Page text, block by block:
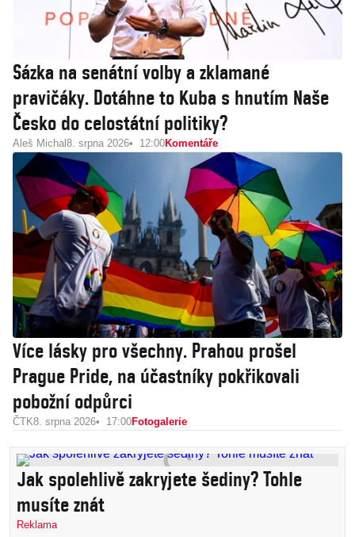
Sázka na senátní volby a zklamané
pravičáky. Dotáhne to Kuba s hnutím Naše
Česko do celostátní politiky?
Aleš Michal 8. srpna 2026 12:00Komentáře
Více lásky pro všechny. Prahou prošel
Prague Pride, na účastníky pokřikovali
pobožní odpůrci
ČTK8. srpna 2026 17:00Fotogalerie
Jak spolehlivě zakryjete šediny? Tohle
musíte znát
Reklama